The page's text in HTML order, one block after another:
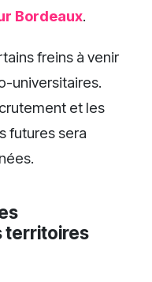
Bordeaux.
freins à venir
universitaires.
et les
futures sera
territoires